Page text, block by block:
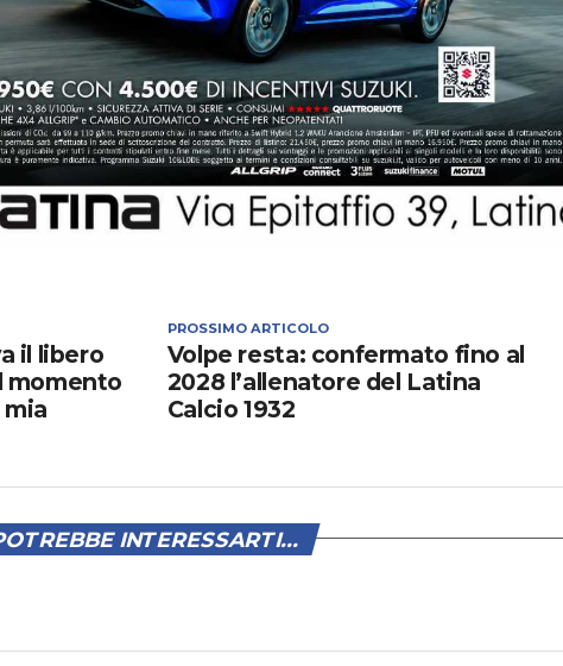
PROSSIMO ARTICOLO
Volpe resta: confermato fino al
2028 l’allenatore del Latina
Calcio 1932
il libero
momento
INTERESSARTI...